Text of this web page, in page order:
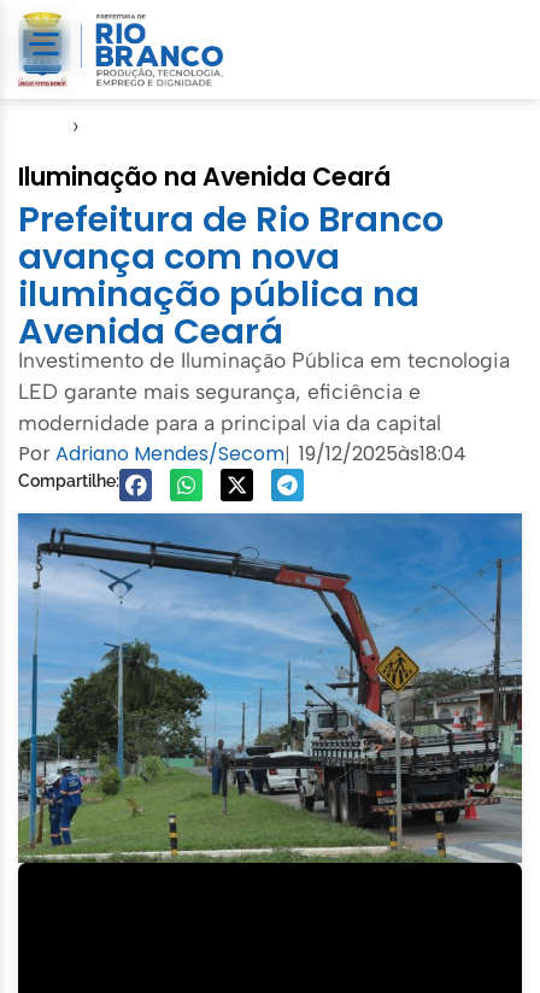
›
Iluminação na Avenida Ceará
Prefeitura de Rio Branco
avança com nova
iluminação pública na
Avenida Ceará
Investimento de Iluminação Pública em tecnologia
LED garante mais segurança, eficiência e
modernidade para a principal via da capital
PorAdriano Mendes/Secom| 19/12/2025às18:04
Compartilhe: